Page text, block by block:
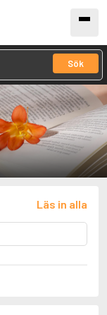
Sök
Läs in alla